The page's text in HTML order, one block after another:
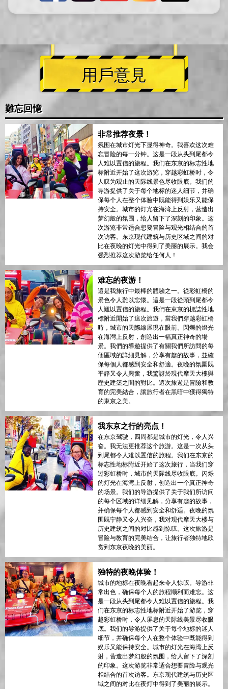
用戶意見
難忘回憶
非常推荐夜景！
氛围在城市灯光下显得神奇。我喜欢这次难
忘冒险的每一分钟。这是一段从头到尾都令
人难以置信的旅程。我们在东京的标志性地
标附近开始了这次游览，穿越彩虹桥时，令
人叹为观止的天际线景色尽收眼底。我们的
导游提供了关于每个地标的迷人细节，并确
保每个人在整个体验中既能得到娱乐又能保
持安全。城市的灯光在海湾上反射，营造出
梦幻般的氛围，给人留下了深刻的印象。这
次游览非常适合想要冒险与观光相结合的首
次访客。东京现代建筑与历史区域之间的对
比在夜晚的灯光中得到了美丽的展示。我会
强烈推荐这次游览给任何人！
难忘的夜游！
這是我旅行中最棒的體驗之一。從彩虹橋的
景色令人難以忘懷。這是一段從頭到尾都令
人難以置信的旅程。我們在東京的標誌性地
標附近開始了這次旅遊，當我們穿越彩虹橋
時，城市的天際線展現在眼前。閃爍的燈光
在海灣上反射，創造出一幅真正神奇的場
景。我們的導遊提供了有關我們所訪問的每
個區域的詳細見解，分享有趣的故事，並確
保每個人都感到安全和舒適。夜晚的氛圍既
平靜又令人興奮，我驚訝於現代摩天大樓與
歷史建築之間的對比。這次旅遊是冒險和教
育的完美結合，讓旅行者在黑暗中獲得獨特
的東京之美。
我东京之行的亮点！
在东京驾驶，四周都是城市的灯光，令人兴
奋。我无法更推荐这个旅游。这是一次从头
到尾都令人难以置信的旅程。我们在东京的
标志性地标附近开始了这次旅行，当我们穿
过彩虹桥时，城市的天际线尽收眼底。闪烁
的灯光在海湾上反射，创造出一个真正神奇
的场景。我们的导游提供了关于我们所访问
的每个区域的详细见解，分享有趣的故事，
并确保每个人都感到安全和舒适。夜晚的氛
围既宁静又令人兴奋，我对现代摩天大楼与
历史建筑之间的对比感到惊叹。这次旅游是
冒险与教育的完美结合，让旅行者独特地欣
赏到东京夜晚的美丽。
独特的夜晚体验！
城市的地标在夜晚看起来令人惊叹。导游非
常出色，确保每个人的旅程顺利而难忘。这
是一段从头到尾都令人难以置信的旅程。我
们在东京的标志性地标附近开始了游览，穿
越彩虹桥时，令人屏息的天际线美景尽收眼
底。我们的导游提供了关于每个地标的迷人
细节，并确保每个人在整个体验中既能得到
娱乐又能保持安全。城市的灯光在海湾上反
射，营造出梦幻般的氛围，给人留下了深刻
的印象。这次游览非常适合想要冒险与观光
相结合的首次访客。东京现代建筑与历史区
域之间的对比在夜灯中得到了美丽的展示。